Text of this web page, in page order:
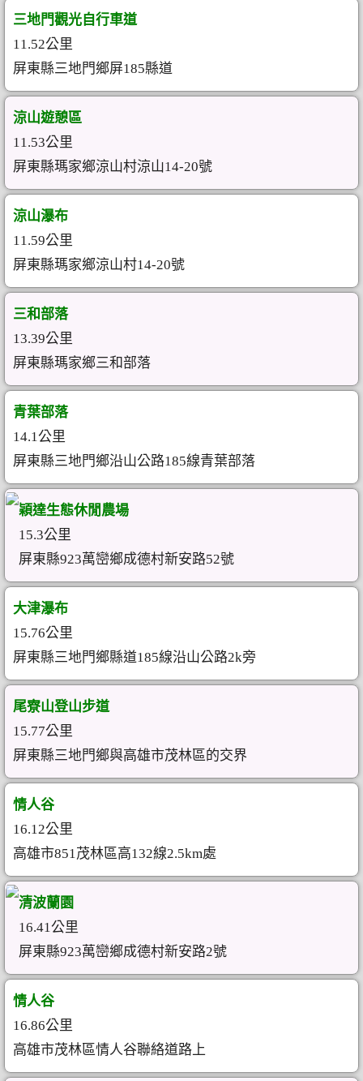
三地門觀光自行車道
11.52公里
屏東縣三地門鄉屏185縣道
涼山遊憩區
11.53公里
屏東縣瑪家鄉涼山村涼山14-20號
涼山瀑布
11.59公里
屏東縣瑪家鄉涼山村14-20號
三和部落
13.39公里
屏東縣瑪家鄉三和部落
青葉部落
14.1公里
屏東縣三地門鄉沿山公路185線青葉部落
穎達生態休閒農場
15.3公里
屏東縣923萬巒鄉成德村新安路52號
大津瀑布
15.76公里
屏東縣三地門鄉縣道185線沿山公路2k旁
尾寮山登山步道
15.77公里
屏東縣三地門鄉與高雄市茂林區的交界
情人谷
16.12公里
高雄市851茂林區高132線2.5km處
清波蘭園
16.41公里
屏東縣923萬巒鄉成德村新安路2號
情人谷
16.86公里
高雄市茂林區情人谷聯絡道路上